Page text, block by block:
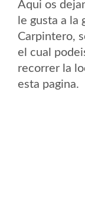
Aqui os
le gusta a la
Carpintero,
el cual
recorrer la
esta pagina.